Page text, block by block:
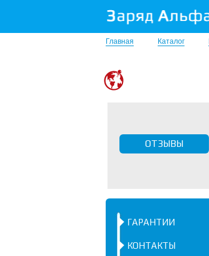
Главная Каталог
ОТЗЫВЫ
ГАРАНТИИ
КОНТАКТЫ